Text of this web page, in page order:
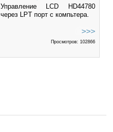
Управление LCD HD44780
через LPT порт с компьтера.
>>>
Просмотров: 102866